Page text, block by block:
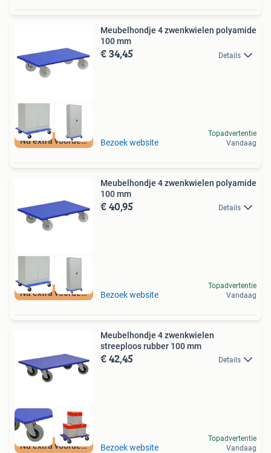
Nu extra voordeel
Meubelhondje 4 zwenkwielen polyamide
100 mm
€ 34,45 Details
Bezoek website
Topadvertentie
Vandaag
Nu extra voordeel
Meubelhondje 4 zwenkwielen polyamide
100 mm
€ 40,95 Details
Bezoek website
Topadvertentie
Vandaag
Nu extra voordeel
Meubelhondje 4 zwenkwielen
streeploos rubber 100 mm
€ 42,45 Details
Bezoek website
Topadvertentie
Vandaag